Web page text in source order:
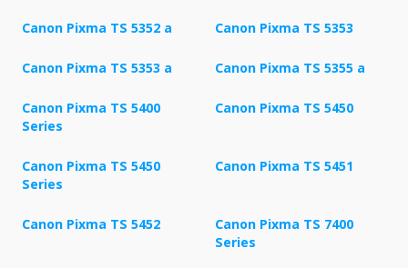
Canon Pixma TS 5352 a Canon Pixma TS 5353
Canon Pixma TS 5353 a Canon Pixma TS 5355 a
Canon Pixma TS 5400
Series
Canon Pixma TS 5450
Canon Pixma TS 5450
Series
Canon Pixma TS 5451
Canon Pixma TS 5452
Canon Pixma TS 7400
Series